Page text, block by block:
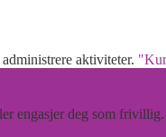
aktiviteter.
engasjer deg som